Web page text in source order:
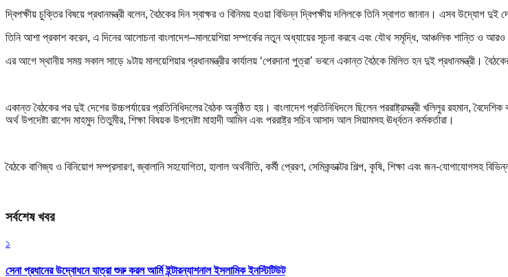
দ্বিপক্ষীয় চুক্তির বিষয়ে প্রধানমন্ত্রী বলেন, বৈঠকের দিন স্বাক্ষর ও বিনিময় হওয়া বিভিন্ন দ্বিপক্ষীয় দলিলকে তিনি স্বাগত জানান। এসব উদ্যোগ
তিনি আশা প্রকাশ করেন, এ দিনের আলোচনা বাংলাদেশ–মালয়েশিয়া সম্পর্কের নতুন অধ্যায়ের সূচনা করবে এবং যৌথ সমৃদ্ধি, আঞ্চলিক শান্তি ও
এর আগে স্থানীয় সময় সকাল সাড়ে ৯টায় মালয়েশিয়ার প্রধানমন্ত্রীর কার্যালয় ‘পেরদানা পুত্রা’ ভবনে একান্ত বৈঠকে মিলিত হন দুই প্রধানমন্ত্রী।
একান্ত বৈঠকের পর দুই দেশের উচ্চপর্যায়ের প্রতিনিধিদলের বৈঠক অনুষ্ঠিত হয়। বাংলাদেশ প্রতিনিধিদলে ছিলেন পররাষ্ট্রমন্ত্রী খলিলুর রহমান,
অর্থ উপদেষ্টা রাশেদ মাহমুদ তিতুমীর, শিক্ষা বিষয়ক উপদেষ্টা মাহাদী আমিন এবং পররাষ্ট্র সচিব আসাদ আল সিয়ামসহ ঊর্ধ্বতন কর্মকর্তারা।
বৈঠকে বাণিজ্য ও বিনিয়োগ সম্প্রসারণ, জ্বালানি সহযোগিতা, হালাল অর্থনীতি, কর্মী প্রেরণ, সেমিকন্ডাক্টর শিল্প, কৃষি, শিক্ষা এবং জন-
সর্বশেষ খবর
১
সেনা প্রধানের উদ্বোধনে যাত্রা শুরু করল আর্মি ইন্টারন্যাশনাল ইসলামিক ইনস্টিটিউট